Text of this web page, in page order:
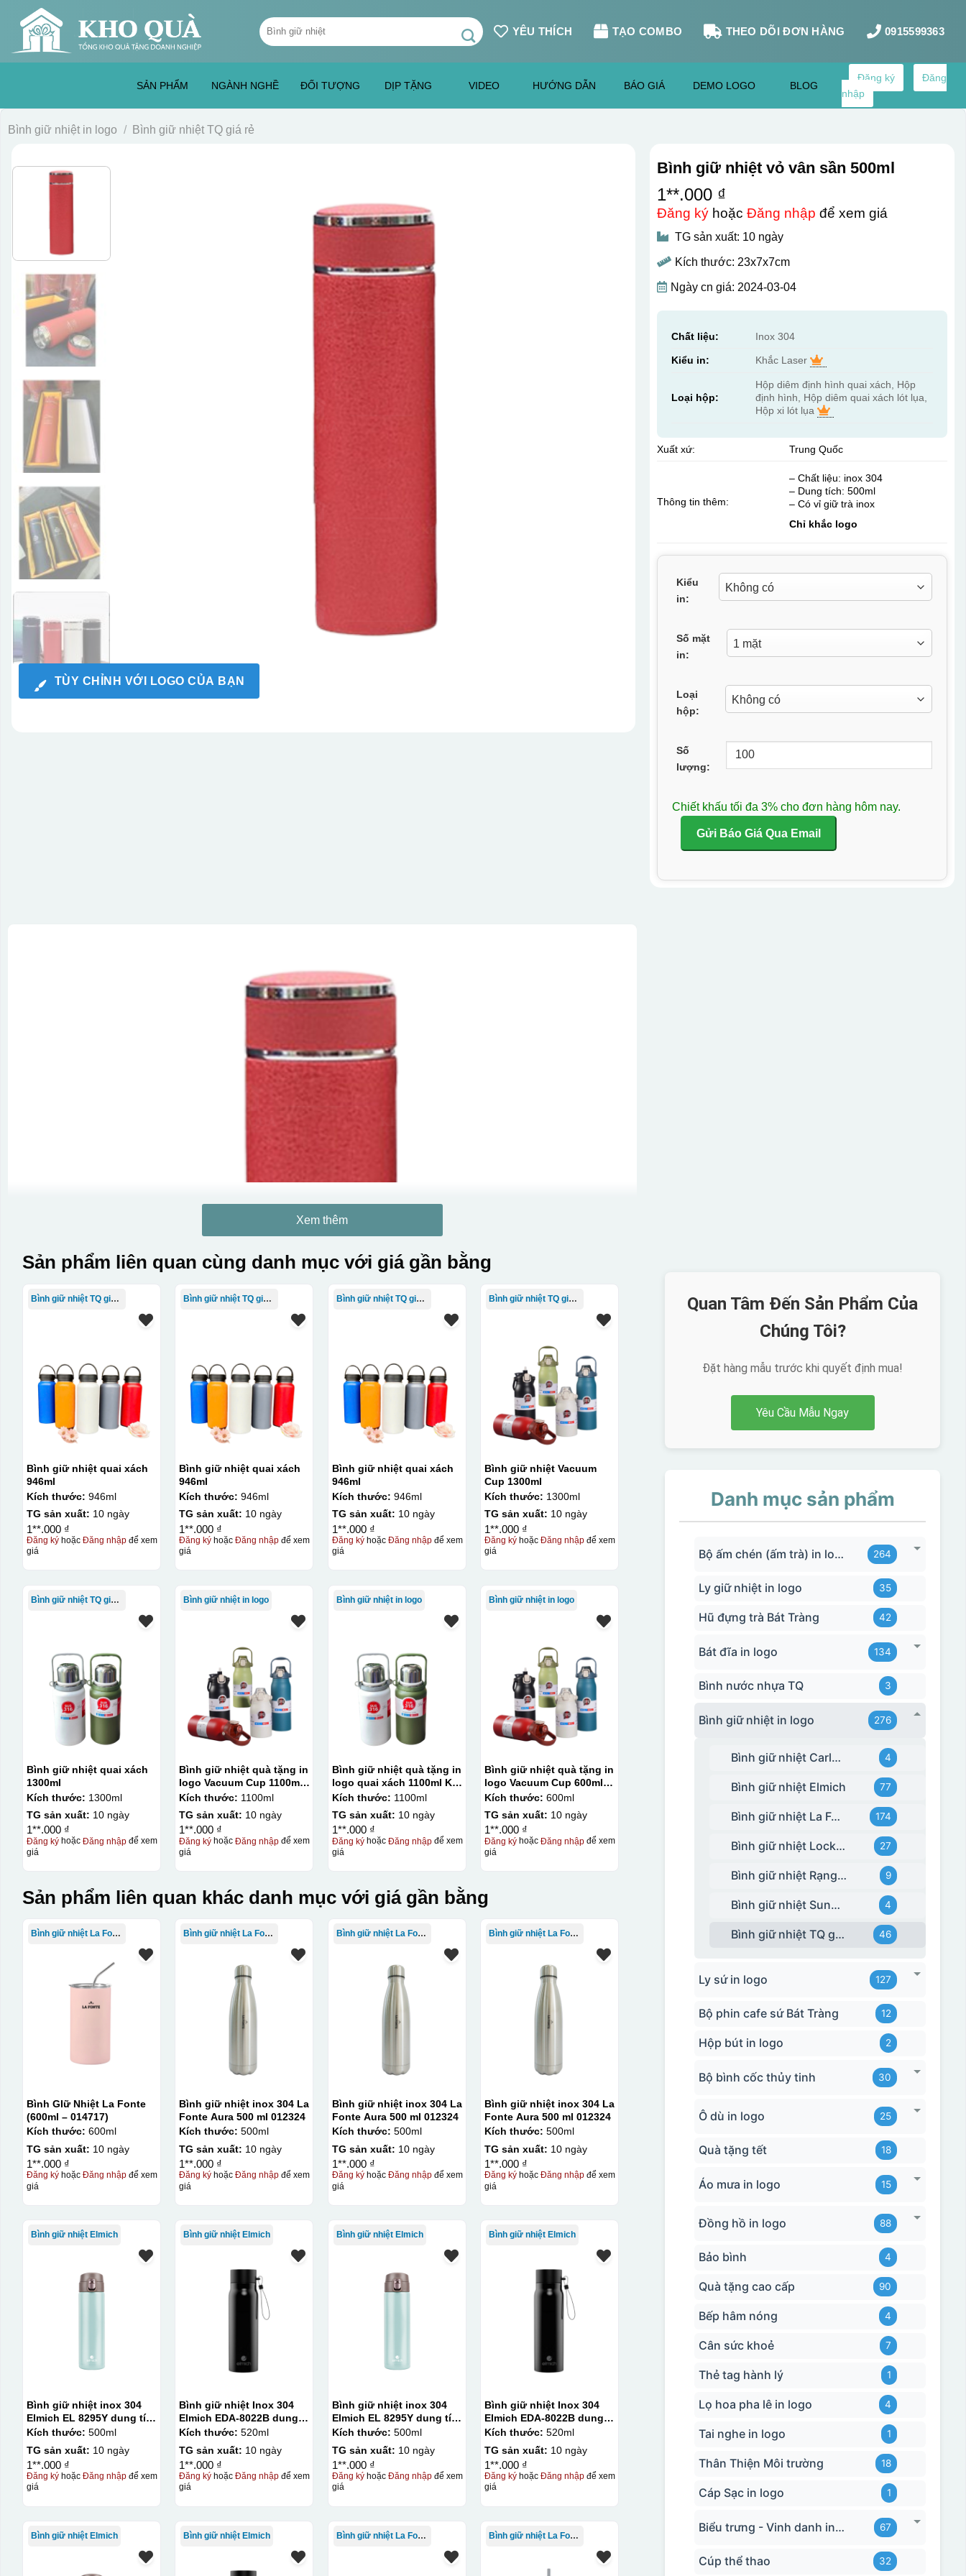
content
Tìm
kiếm:
YÊU THÍCH TẠO COMBO THEO DÕI ĐƠN HÀNG 0915599363
SẢN PHẨM NGÀNH NGHỀ ĐỐI TƯỢNG DỊP TẶNG VIDEO HƯỚNG DẪN BÁO GIÁ DEMO LOGO BLOG
Đăng ký
Đăng
nhập
Bình giữ nhiệt in logo / Bình giữ nhiệt TQ giá rẻ
TÙY CHỈNH VỚI LOGO CỦA BẠN
Bình giữ nhiệt vỏ vân sần 500ml
1**.000 ₫
Đăng kýhoặc Đăng nhập để xem giá
TG sản xuất: 10 ngày
Kích thước: 23x7x7cm
Ngày cn giá: 2024-03-04
Chất liệu: Inox 304
Kiểu in: Khắc Laser
Loại hộp:
Hộp diêm định hình quai xách, Hộp
định hình, Hộp diêm quai xách lót lụa,
Hộp xi lót lụa
Xuất xứ: Trung Quốc
Thông tin thêm:
– Chất liệu: inox 304
– Dung tích: 500ml
– Có vỉ giữ trà inox
Chỉ khắc logo
Kiểu
in:
Số mặt
in:
Loại
hộp:
Số
lượng:
Chiết khấu tối đa 3% cho đơn hàng hôm nay.
Gửi Báo Giá Qua Email
Xem thêm
Sản phẩm liên quan cùng danh mục với giá gần bằng
Bình giữ nhiệt TQ giá rẻ
Bình giữ nhiệt quai xách
946ml
Kích thước: 946ml
TG sản xuất: 10 ngày
1**.000 ₫
Đăng kýhoặc Đăng nhậpđể xem
giá
Bình giữ nhiệt TQ giá rẻ
Bình giữ nhiệt quai xách
946ml
Kích thước: 946ml
TG sản xuất: 10 ngày
1**.000 ₫
Đăng ký hoặcĐăng nhập để xem
giá
Bình giữ nhiệt TQ giá rẻ
Bình giữ nhiệt quai xách
946ml
Kích thước: 946ml
TG sản xuất: 10 ngày
1**.000 ₫
Đăng kýhoặc Đăng nhậpđể xem
giá
Bình giữ nhiệt TQ giá rẻ
Bình giữ nhiệt Vacuum
Cup 1300ml
Kích thước: 1300ml
TG sản xuất: 10 ngày
1**.000 ₫
Đăng ký hoặcĐăng nhập để xem
giá
Bình giữ nhiệt TQ giá rẻ
Bình giữ nhiệt quai xách
1300ml
Kích thước: 1300ml
TG sản xuất: 10 ngày
1**.000 ₫
Đăng kýhoặc Đăng nhậpđể xem
giá
Bình giữ nhiệt in logo
Bình giữ nhiệt quà tặng in
logo Vacuum Cup 1100ml
KQ-BGN94
Kích thước: 1100ml
TG sản xuất: 10 ngày
1**.000 ₫
Đăng ký hoặcĐăng nhập để xem
giá
Bình giữ nhiệt in logo
Bình giữ nhiệt quà tặng in
logo quai xách 1100ml KQ-
BGN93
Kích thước: 1100ml
TG sản xuất: 10 ngày
1**.000 ₫
Đăng kýhoặc Đăng nhậpđể xem
giá
Bình giữ nhiệt in logo
Bình giữ nhiệt quà tặng in
logo Vacuum Cup 600ml
KQ-BGN86
Kích thước: 600ml
TG sản xuất: 10 ngày
1**.000 ₫
Đăng ký hoặcĐăng nhập để xem
giá
Sản phẩm liên quan khác danh mục với giá gần bằng
Bình giữ nhiệt La Fonte
Bình GIữ Nhiệt La Fonte
(600ml – 014717)
Kích thước: 600ml
TG sản xuất: 10 ngày
1**.000 ₫
Đăng kýhoặc Đăng nhậpđể xem
giá
Bình giữ nhiệt La Fonte
Bình giữ nhiệt inox 304 La
Fonte Aura 500 ml 012324
Kích thước: 500ml
TG sản xuất: 10 ngày
1**.000 ₫
Đăng ký hoặcĐăng nhập để xem
giá
Bình giữ nhiệt La Fonte
Bình giữ nhiệt inox 304 La
Fonte Aura 500 ml 012324
Kích thước: 500ml
TG sản xuất: 10 ngày
1**.000 ₫
Đăng kýhoặc Đăng nhậpđể xem
giá
Bình giữ nhiệt La Fonte
Bình giữ nhiệt inox 304 La
Fonte Aura 500 ml 012324
Kích thước: 500ml
TG sản xuất: 10 ngày
1**.000 ₫
Đăng ký hoặcĐăng nhập để xem
giá
Bình giữ nhiệt Elmich
Bình giữ nhiệt inox 304
Elmich EL 8295Y dung tích
500ml
Kích thước: 500ml
TG sản xuất: 10 ngày
1**.000 ₫
Đăng kýhoặc Đăng nhậpđể xem
giá
Bình giữ nhiệt Elmich
Bình giữ nhiệt Inox 304
Elmich EDA-8022B dung
tích 520ml
Kích thước: 520ml
TG sản xuất: 10 ngày
1**.000 ₫
Đăng ký hoặcĐăng nhập để xem
giá
Bình giữ nhiệt Elmich
Bình giữ nhiệt inox 304
Elmich EL 8295Y dung tích
500ml
Kích thước: 500ml
TG sản xuất: 10 ngày
1**.000 ₫
Đăng kýhoặc Đăng nhậpđể xem
giá
Bình giữ nhiệt Elmich
Bình giữ nhiệt Inox 304
Elmich EDA-8022B dung
tích 520ml
Kích thước: 520ml
TG sản xuất: 10 ngày
1**.000 ₫
Đăng ký hoặcĐăng nhập để xem
giá
Bình giữ nhiệt Elmich Bình giữ nhiệt Elmich Bình giữ nhiệt La Fonte Bình giữ nhiệt La Fonte
Quan Tâm Đến Sản Phẩm Của
Chúng Tôi?
Đặt hàng mẫu trước khi quyết định mua!
Yêu Cầu Mẫu Ngay
Danh mục sản phẩm
Bộ ấm chén (ấm trà) in logo 264
Ly giữ nhiệt in logo 35
Hũ đựng trà Bát Tràng 42
Bát đĩa in logo 134
Bình nước nhựa TQ 3
Bình giữ nhiệt in logo 276
Bình giữ nhiệt Carlmann 4
Bình giữ nhiệt Elmich 77
Bình giữ nhiệt La Fonte 174
Bình giữ nhiệt Lock&Lock 27
Bình giữ nhiệt Rạng Đông 9
Bình giữ nhiệt Sunhouse 4
Bình giữ nhiệt TQ giá rẻ 46
Ly sứ in logo 127
Bộ phin cafe sứ Bát Tràng 12
Hộp bút in logo 2
Bộ bình cốc thủy tinh 30
Ô dù in logo 25
Quà tặng tết 18
Áo mưa in logo 15
Đồng hồ in logo 88
Bảo bình 4
Quà tặng cao cấp 90
Bếp hâm nóng 4
Cân sức khoẻ 7
Thẻ tag hành lý 1
Lọ hoa pha lê in logo 4
Tai nghe in logo 1
Thân Thiện Môi trường 18
Cáp Sạc in logo 1
Biểu trưng - Vinh danh in logo 67
Cúp thể thao 32